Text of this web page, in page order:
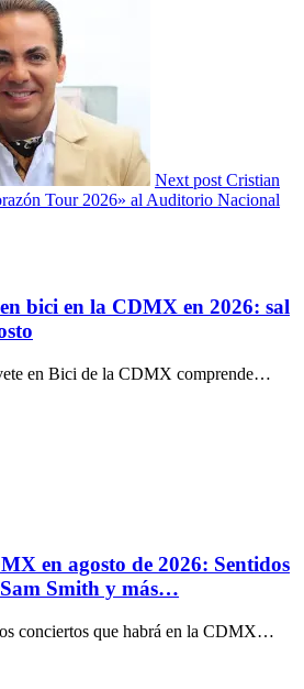
Next post Cristian
Tour 2026» al Auditorio Nacional
bici en la CDMX en 2026: sal
en Bici de la CDMX comprende…
en agosto de 2026: Sentidos
Smith y más…
conciertos que habrá en la CDMX…